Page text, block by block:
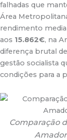
falhadas que
Área
rendimento
aos 15.862€, na
diferença brutal de
gestão socialista
condições para a
Comparação